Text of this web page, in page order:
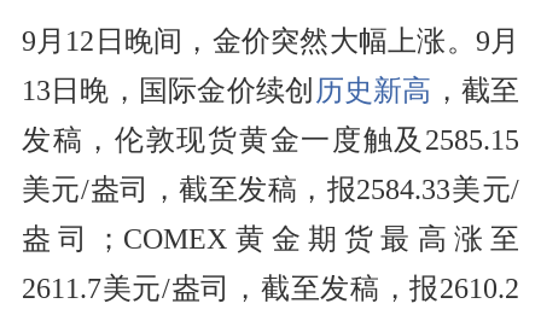
9月12日晚间，金价突然大幅上涨。9月
13日晚，国际金价续创 历史新高 ，截至
发稿，伦敦现货黄金一度触及2585.15
美元/盎司，截至发稿，报2584.33美元/
盎司；COMEX黄金期货最高涨至
2611.7美元/盎司，截至发稿，报2610.2